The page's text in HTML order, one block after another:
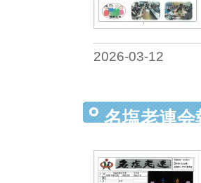
2026-03-12
名塩老連会